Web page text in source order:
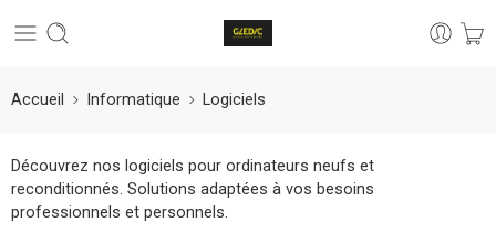
Accueil Informatique Logiciels
Découvrez nos logiciels pour ordinateurs neufs et
reconditionnés. Solutions adaptées à vos besoins
professionnels et personnels.